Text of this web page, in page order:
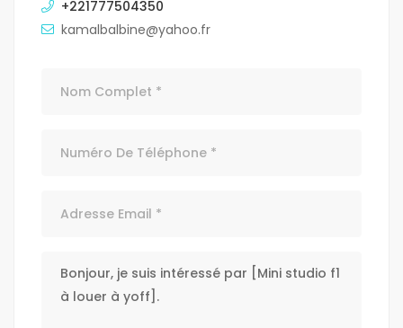
+221777504350
kamalbalbine@yahoo.fr